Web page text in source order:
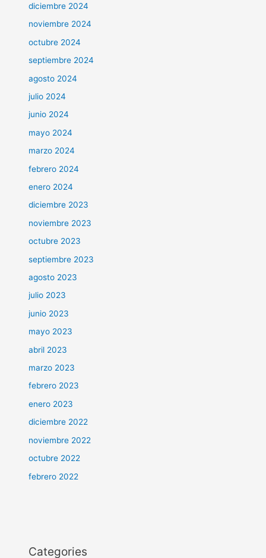
diciembre 2024
noviembre 2024
octubre 2024
septiembre 2024
agosto 2024
julio 2024
junio 2024
mayo 2024
marzo 2024
febrero 2024
enero 2024
diciembre 2023
noviembre 2023
octubre 2023
septiembre 2023
agosto 2023
julio 2023
junio 2023
mayo 2023
abril 2023
marzo 2023
febrero 2023
enero 2023
diciembre 2022
noviembre 2022
octubre 2022
febrero 2022
Categories